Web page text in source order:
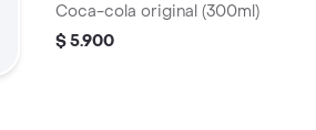
Coca-cola original (300ml)
$ 5.900